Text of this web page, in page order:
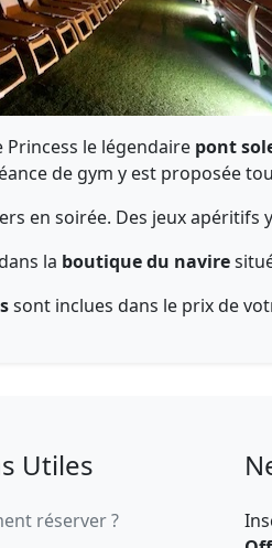
le légendaire pont
de gym y est proposée
en soirée. Des jeux
la boutique du navire
sont inclues dans le prix de
Utiles
réserver ?